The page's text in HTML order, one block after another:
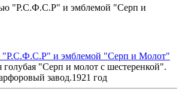
"Р.С.Ф.С.Р" и эмблемой "Серп и Молот"
голубая "Серп и молот с шестеренкой".
завод.1921 год